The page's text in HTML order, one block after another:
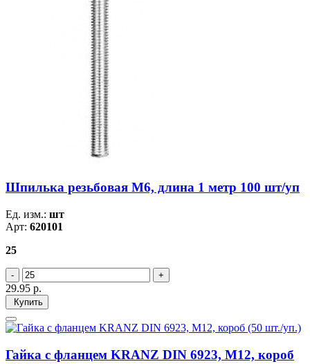
Шпилька резьбовая М6, длина 1 метр 100 шт/уп
Ед. изм.: шт
Арт: 620101
25
29.95 р.
Купить
Гайка с фланцем KRANZ DIN 6923, M12, короб